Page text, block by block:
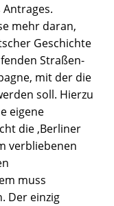
mehr daran,
Geschichte
Straßen-
mit der die
soll. Hierzu
eigene
die ,Berliner
verbliebenen
muss
Der einzig